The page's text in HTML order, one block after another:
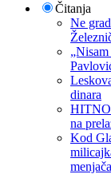
Čitanja
Ne
dinara
HITNO
na
Kod